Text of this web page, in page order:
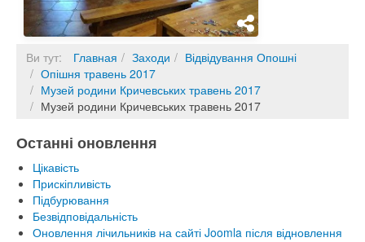
Ви тут: Главная Заходи
Відвідування Опошні
Опішня травень 2017
Музей родини Кричевських травень 2017
Музей родини Кричевських травень 2017
Останні оновлення
Цікавість
Прискіпливість
Підбурювання
Безвідповідальність
Оновлення лічильників на сайті Joomla після відновлення